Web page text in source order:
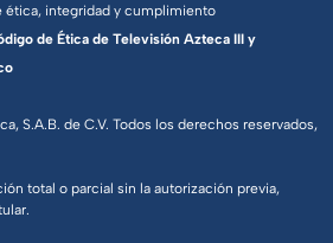
S.A.B. de C.V. Todos los derechos reservados,
total o parcial sin la autorización previa,
ética, integridad y cumplimiento
de Ética de Televisión Azteca III y